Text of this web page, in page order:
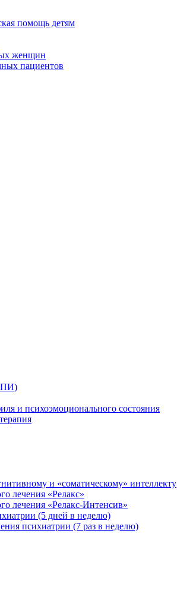
помощь детям
женщин
пациентов
и психоэмоционального состояния
и «соматическому» интеллекту
лечения «Релакс»
лечения «Релакс-Интенсив»
(5 дней в неделю)
психиатрии (7 раз в неделю)